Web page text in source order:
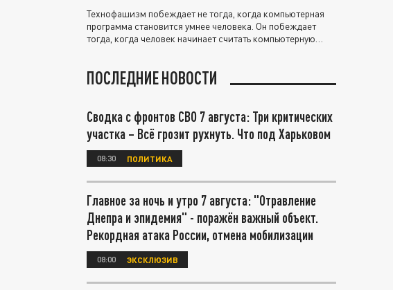
Технофашизм побеждает не тогда, когда компьютерная
программа становится умнее человека. Он побеждает
тогда, когда человек начинает считать компьютерную
ПОСЛЕДНИЕ НОВОСТИ
Сводка с фронтов СВО 7 августа: Три критических
участка – Всё грозит рухнуть. Что под Харьковом
08:30 ПОЛИТИКА
Главное за ночь и утро 7 августа: "Отравление
Днепра и эпидемия" - поражён важный объект.
Рекордная атака России, отмена мобилизации
08:00 ЭКСКЛЮЗИВ